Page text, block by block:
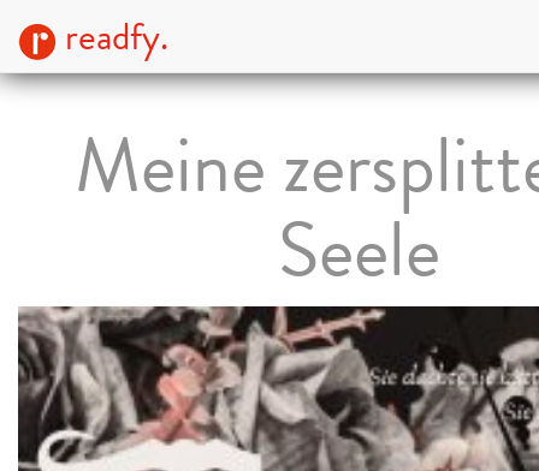
readfy.
Meine
Seele